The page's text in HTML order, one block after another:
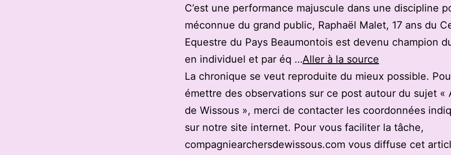
C’est une performance majuscule dans une discipline
méconnue du grand public, Raphaël Malet, 17 ans du
Equestre du Pays Beaumontois est devenu champion
en individuel et par éq …Aller à la source
La chronique se veut reproduite du mieux possible.
émettre des observations sur ce post autour du sujet «
de Wissous », merci de contacter les coordonnées
sur notre site internet. Pour vous faciliter la tâche,
compagniearchersdewissous.com vous diffuse cet